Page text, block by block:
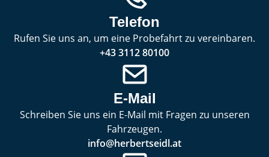
Telefon
Rufen Sie uns an, um eine Probefahrt zu vereinbaren.
+43 3112 80100
E-Mail
Schreiben Sie uns ein E-Mail mit Fragen zu unseren
Fahrzeugen.
info@herbertseidl.at